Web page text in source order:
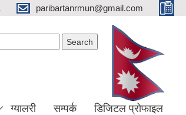
paribartanrmun@gmail.com
ग्यालरी सम्पर्क डिजिटल प्रोफाइल